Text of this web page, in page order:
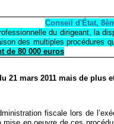
Conseil d'État,
du dirigeant, la
des multiples procédures
de 80 000 euros
21 mars 2011 mais de
fiscale lors de